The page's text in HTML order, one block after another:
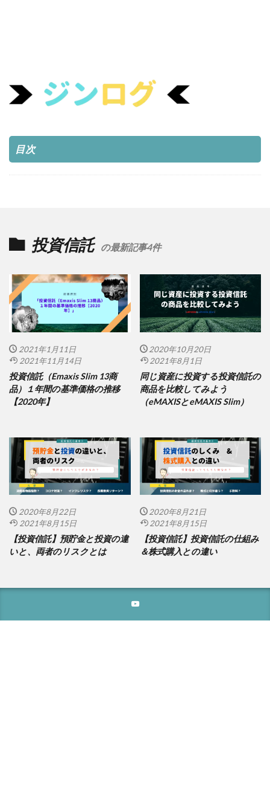
目次
投資信託 の最新記事4件
2021年1月11日
2021年11月14日
投資信託（Emaxis Slim 13商
品）１年間の基準価格の推移
【2020年】
2020年10月20日
2021年8月1日
同じ資産に投資する投資信託の
商品を比較してみよう
（eMAXISとeMAXIS Slim）
2020年8月22日
2021年8月15日
【投資信託】預貯金と投資の違
いと、両者のリスクとは
2020年8月21日
2021年8月15日
【投資信託】投資信託の仕組み
＆株式購入との違い